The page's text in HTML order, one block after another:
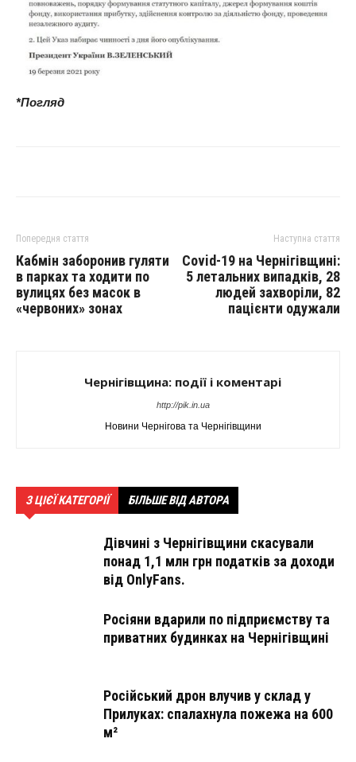
*Погляд
Попередня стаття
Кабмін заборонив гуляти
в парках та ходити по
вулицях без масок в
«червоних» зонах
Наступна стаття
Covid-19 на Чернігівщині:
5 летальних випадків, 28
людей захворіли, 82
пацієнти одужали
Чернігівщина: події і коментарі
http://pik.in.ua
Новини Чернігова та Чернігівщини
З ЦІЄЇ КАТЕГОРІЇ БІЛЬШЕ ВІД АВТОРА
Дівчині з Чернігівщини скасували
понад 1,1 млн грн податків за доходи
від OnlyFans.
Росіяни вдарили по підприємству та
приватних будинках на Чернігівщині
Російський дрон влучив у склад у
Прилуках: спалахнула пожежа на 600
м²